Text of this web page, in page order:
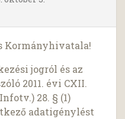
Kormányhivatala!
jogról és az
2011. évi CXII.
28. § (1)
adatigénylést